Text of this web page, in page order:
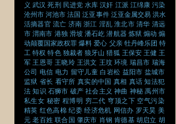
义 武汉 死刑 民进党 水库 汉奸 江派 江绵康 污染
沧州市 河池市 法国 泛亚事件 泛亚金属交易 洪水
活摘器官 流亡 济南 浙江 淫乱 淮北市 清华 清远
市 渭南市 港独 滑坡 潘石屹 潜航器 炼狱 煽动 煽
动颠覆国家政权罪 爆料 爱心 父亲 牡丹峰乐团 特
工 特权 特色 独裁者 狼牙山 猎狐 王保安 王健 王
军 王恩哥 王晓玲 王洪文 王玟 环境 瑞昌市 瑞海
公司 电信 电力 留守儿童 白岩松 益阳市 盐城市
监狱 省长 看守所 真实的中国 真相 真话 知法犯
法 知识 石狮市 破产 社会主义 神曲 神秘 禹州市
私生女 秘密 程博明 穷二代 穹顶之下 空气污染
精英 红色高棉 纪委 经济危机 网信办 罗天昊 美
元 老百姓 联合国 肇庆市 肖钢 肯德基 胡启立 胡